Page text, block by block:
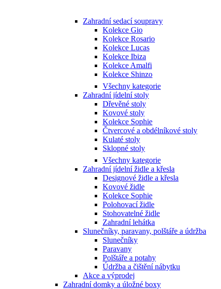
Zahradní sedací soupravy
Kolekce Gio
Kolekce Rosario
Kolekce Lucas
Kolekce Ibiza
Kolekce Amalfi
Kolekce Shinzo
Všechny kategorie
Zahradní jídelní stoly
Dřevěné stoly
Kovové stoly
Kolekce Sophie
Čtvercové a obdélníkové stoly
Kulaté stoly
Sklopné stoly
Všechny kategorie
Zahradní jídelní židle a křesla
Designové židle a křesla
Kovové židle
Kolekce Sophie
Polohovací židle
Stohovatelné židle
Zahradní lehátka
Slunečníky, paravany, polštáře a údržba
Slunečníky
Paravany
Polštáře a potahy
Údržba a čištění nábytku
Akce a výprodej
Zahradní domky a úložné boxy